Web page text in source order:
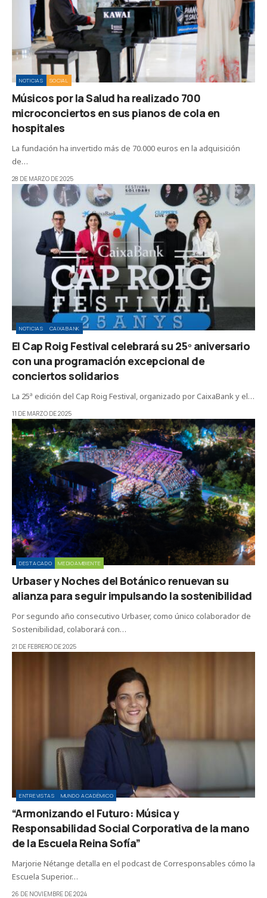
NOTICIAS SOCIAL
Músicos por la Salud ha realizado 700
microconciertos en sus pianos de cola en
hospitales
La fundación ha invertido más de 70.000 euros en la adquisición
de…
28 DE MARZO DE 2025
NOTICIAS CAIXABANK
El Cap Roig Festival celebrará su 25º aniversario
con una programación excepcional de
conciertos solidarios
La 25ª edición del Cap Roig Festival, organizado por CaixaBank y el…
11 DE MARZO DE 2025
DESTACADO MEDIOAMBIENTE
Urbaser y Noches del Botánico renuevan su
alianza para seguir impulsando la sostenibilidad
Por segundo año consecutivo Urbaser, como único colaborador de
Sostenibilidad, colaborará con…
21 DE FEBRERO DE 2025
ENTREVISTAS MUNDO ACADÉMICO
“Armonizando el Futuro: Música y
Responsabilidad Social Corporativa de la mano
de la Escuela Reina Sofía”
Marjorie Nétange detalla en el podcast de Corresponsables cómo la
Escuela Superior…
26 DE NOVIEMBRE DE 2024